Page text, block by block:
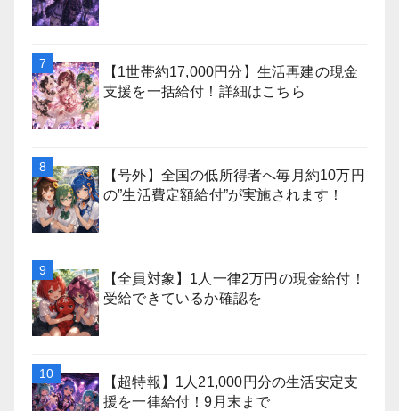
【1世帯約17,000円分】生活再建の現金
支援を一括給付！詳細はこちら
【号外】全国の低所得者へ毎月約10万円
の”生活費定額給付”が実施されます！
【全員対象】1人一律2万円の現金給付！
受給できているか確認を
【超特報】1人21,000円分の生活安定支
援を一律給付！9月末まで